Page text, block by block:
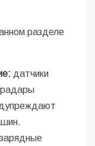
разделе
датчики
радары
зарядные